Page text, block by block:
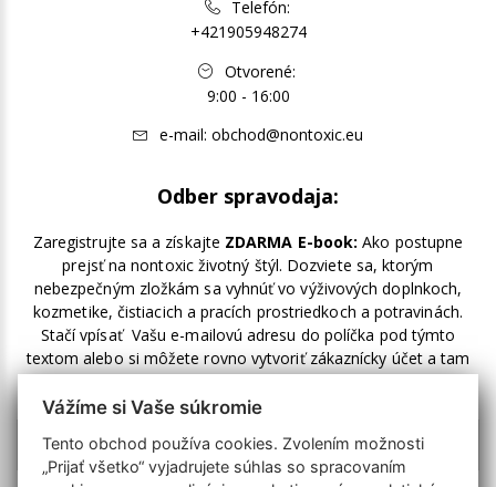
Telefón:
+421905948274
Otvorené:
9:00 - 16:00
e-mail: obchod@nontoxic.eu
Odber spravodaja:
Zaregistrujte sa a získajte ZDARMA E-book: Ako postupne
prejsť na nontoxic životný štýl. Dozviete sa, ktorým
nebezpečným zložkám sa vyhnúť vo výživových doplnkoch,
kozmetike, čistiacich a pracích prostriedkoch a potravinách.
Stačí vpísať Vašu e-mailovú adresu do políčka pod týmto
textom alebo si môžete rovno vytvoriť zákaznícky účet a tam
zakliknúť odber noviniek.
Vážíme si Vaše súkromie
Tento obchod používa cookies. Zvolením možnosti
„Prijať všetko“ vyjadrujete súhlas so spracovaním